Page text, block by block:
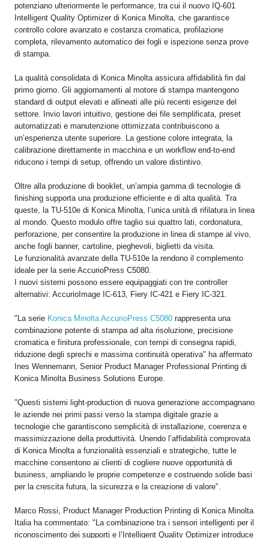
potenziano ulteriormente le performance, tra cui il nuovo IQ-601
Intelligent Quality Optimizer di Konica Minolta, che garantisce
controllo colore avanzato e costanza cromatica, profilazione
completa, rilevamento automatico dei fogli e ispezione senza prove
di stampa.
La qualità consolidata di Konica Minolta assicura affidabilità fin dal
primo giorno. Gli aggiornamenti al motore di stampa mantengono
standard di output elevati e allineati alle più recenti esigenze del
settore. Invio lavori intuitivo, gestione dei file semplificata, preset
automatizzati e manutenzione ottimizzata contribuiscono a
un’esperienza utente superiore. La gestione colore integrata, la
calibrazione direttamente in macchina e un workflow end-to-end
riducono i tempi di setup, offrendo un valore distintivo.
Oltre alla produzione di booklet, un’ampia gamma di tecnologie di
finishing supporta una produzione efficiente e di alta qualità. Tra
queste, la TU-510e di Konica Minolta, l’unica unità di rifilatura in linea
al mondo. Questo modulo offre taglio sui quattro lati, cordonatura,
perforazione, per consentire la produzione in linea di stampe al vivo,
anche fogli banner, cartoline, pieghevoli, biglietti da visita.
Le funzionalità avanzate della TU-510e la rendono il complemento
ideale per la serie AccurioPress C5080.
I nuovi sistemi possono essere equipaggiati con tre controller
alternativi: AccurioImage IC-613, Fiery IC-421 e Fiery IC-321.
"La serie Konica Minolta AccurioPress C5080 rappresenta una
combinazione potente di stampa ad alta risoluzione, precisione
cromatica e finitura professionale, con tempi di consegna rapidi,
riduzione degli sprechi e massima continuità operativa" ha affermato
Ines Wennemann, Senior Product Manager Professional Printing di
Konica Minolta Business Solutions Europe.
"Questi sistemi light-production di nuova generazione accompagnano
le aziende nei primi passi verso la stampa digitale grazie a
tecnologie che garantiscono semplicità di installazione, coerenza e
massimizzazione della produttività. Unendo l’affidabilità comprovata
di Konica Minolta a funzionalità essenziali e strategiche, tutte le
macchine consentono ai clienti di cogliere nuove opportunità di
business, ampliando le proprie competenze e costruendo solide basi
per la crescita futura, la sicurezza e la creazione di valore".
Marco Rossi, Product Manager Production Printing di Konica Minolta
Italia ha commentato: "La combinazione tra i sensori intelligenti per il
riconoscimento dei supporti e l’Intelligent Quality Optimizer introduce